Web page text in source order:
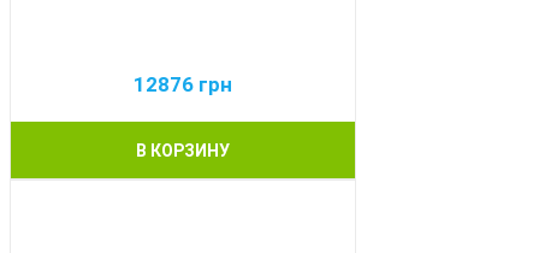
12876 грн
В КОРЗИНУ